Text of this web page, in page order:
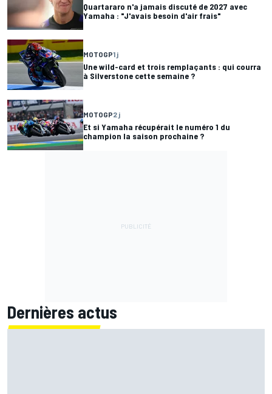
Quartararo n'a jamais discuté de 2027 avec
Yamaha : "J'avais besoin d'air frais"
MOTOGP1 j
Une wild-card et trois remplaçants : qui courra
à Silverstone cette semaine ?
MOTOGP2 j
Et si Yamaha récupérait le numéro 1 du
champion la saison prochaine ?
Dernières actus